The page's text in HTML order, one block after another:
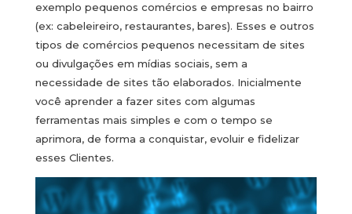
exemplo pequenos comércios e empresas no bairro
(ex: cabeleireiro, restaurantes, bares). Esses e outros
tipos de comércios pequenos necessitam de sites
ou divulgações em mídias sociais, sem a
necessidade de sites tão elaborados. Inicialmente
você aprender a fazer sites com algumas
ferramentas mais simples e com o tempo se
aprimora, de forma a conquistar, evoluir e fidelizar
esses Clientes.